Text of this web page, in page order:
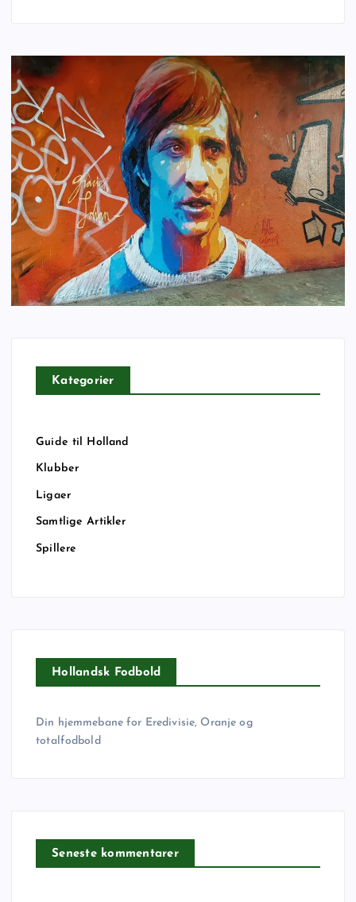
Kategorier
Guide til Holland
Klubber
Ligaer
Samtlige Artikler
Spillere
Hollandsk Fodbold
Din hjemmebane for Eredivisie, Oranje og
totalfodbold
Seneste kommentarer